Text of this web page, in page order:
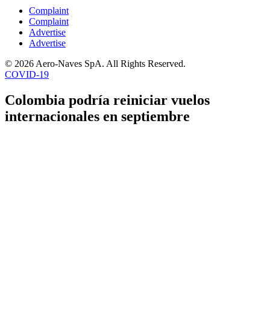
Complaint
Complaint
Advertise
Advertise
© 2026 Aero-Naves SpA. All Rights Reserved.
COVID-19
Colombia podría reiniciar vuelos
internacionales en septiembre